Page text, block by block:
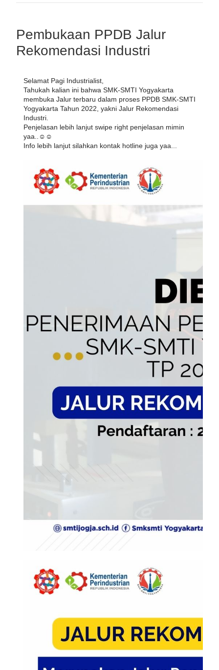
Pembukaan PPDB Jalur
Rekomendasi Industri
Selamat Pagi Industrialist,
Tahukah kalian ini bahwa SMK-SMTI Yogyakarta
membuka Jalur terbaru dalam proses PPDB SMK-SMTI
Yogyakarta Tahun 2022, yakni Jalur Rekomendasi
Industri.
Penjelasan lebih lanjut swipe right penjelasan mimin
yaa..☺☺️
Info lebih lanjut silahkan kontak hotline juga yaa...